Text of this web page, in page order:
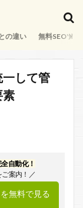
の違い 無料SEOツー
して管
素
自動化！
案内！／
無料で見る